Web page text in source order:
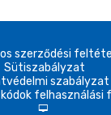
szerződési
Sütiszabályzat
szabályzat
felhasználási
d